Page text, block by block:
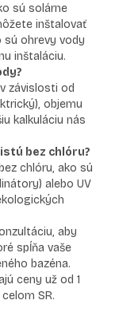
sú solárne
inštalovať
sú ohrevy vody
inštaláciu.
závislosti od
objemu
kalkuláciu nás
bez chlóru?
chlóru, ako sú
alebo UV
aby
spĺňa vaše
bazéna.
ceny už od 1
SR.